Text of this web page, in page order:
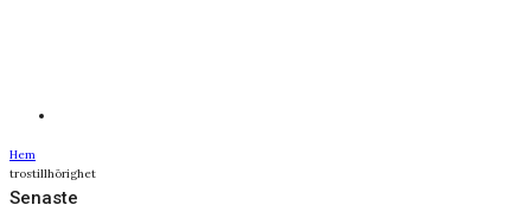
Hem
trostillhörighet
Senaste